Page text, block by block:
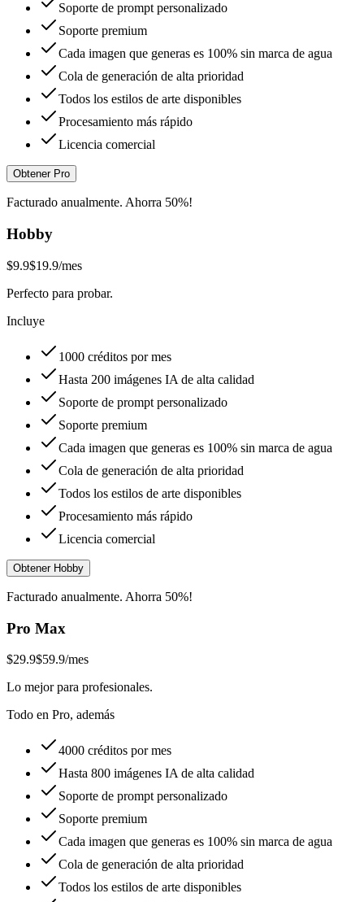
Soporte de prompt personalizado
Soporte premium
Cada imagen que generas es 100% sin marca de agua
Cola de generación de alta prioridad
Todos los estilos de arte disponibles
Procesamiento más rápido
Licencia comercial
Obtener Pro
Facturado anualmente. Ahorra 50%!
Hobby
$9.9$19.9/mes
Perfecto para probar.
Incluye
1000 créditos por mes
Hasta 200 imágenes IA de alta calidad
Soporte de prompt personalizado
Soporte premium
Cada imagen que generas es 100% sin marca de agua
Cola de generación de alta prioridad
Todos los estilos de arte disponibles
Procesamiento más rápido
Licencia comercial
Obtener Hobby
Facturado anualmente. Ahorra 50%!
Pro Max
$29.9$59.9/mes
Lo mejor para profesionales.
Todo en Pro, además
4000 créditos por mes
Hasta 800 imágenes IA de alta calidad
Soporte de prompt personalizado
Soporte premium
Cada imagen que generas es 100% sin marca de agua
Cola de generación de alta prioridad
Todos los estilos de arte disponibles